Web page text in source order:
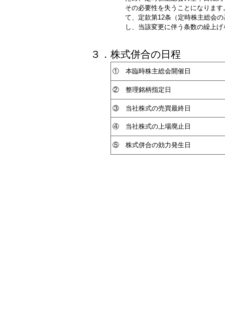
その必要性を失うことになりま
て、定款第12条（定時株主総会
し、当該変更に伴う条数の繰上
３．株式併合の日程
① 本臨時株主総会開催日
② 整理銘柄指定日
③ 当社株式の売買最終日
④ 当社株式の上場廃止日
⑤ 株式併合の効力発生日